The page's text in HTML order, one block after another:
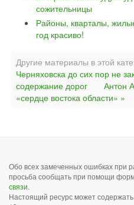
сожительницы
Районы, кварталы,
год красиво!
Другие материалы в этой
Черняховска до сих пор не
содержание дорог
Антон
«сердце востока области» »
Обо всех замеченных ошибках при
просьба сообщать при помощи
связи.
Настоящий ресурс может